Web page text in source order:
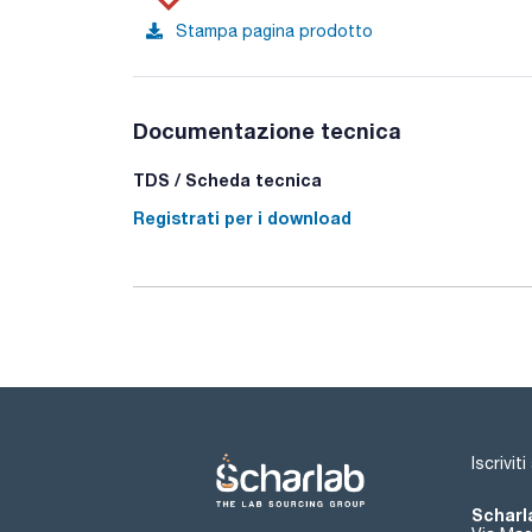
Stampa pagina prodotto
Documentazione tecnica
TDS / Scheda tecnica
Registrati per i download